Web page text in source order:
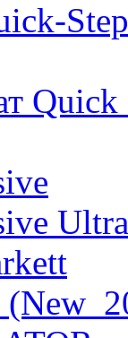
Step
Quick
Ultra